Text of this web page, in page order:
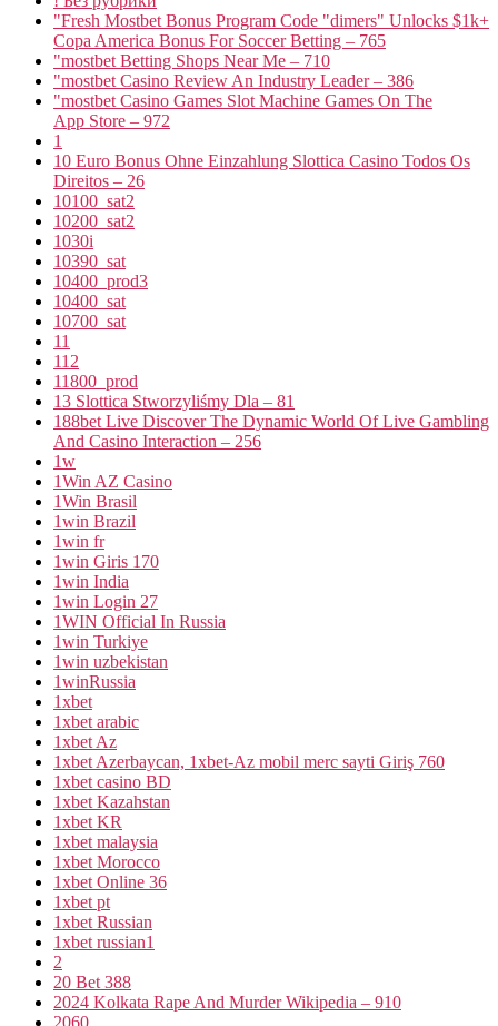
"Fresh Mostbet Bonus Program Code "dimers" Unlocks $1k+
Copa America Bonus For Soccer Betting – 765
"mostbet Betting Shops Near Me – 710
"mostbet Casino Review An Industry Leader – 386
"‎mostbet Casino Games Slot Machine Games On The
App Store – 972
1
10 Euro Bonus Ohne Einzahlung Slottica Casino Todos Os
Direitos – 26
10100_sat2
10200_sat2
1030i
10390_sat
10400_prod3
10400_sat
10700_sat
11
112
11800_prod
13 Slottica Stworzyliśmy Dla – 81
188bet Live Discover The Dynamic World Of Live Gambling
And Casino Interaction – 256
1w
1Win AZ Casino
1Win Brasil
1win Brazil
1win fr
1win Giris 170
1win India
1win Login 27
1WIN Official In Russia
1win Turkiye
1win uzbekistan
1winRussia
1xbet
1xbet arabic
1xbet Az
1xbet Azerbaycan, 1xbet-Az mobil merc sayti Giriş 760
1xbet casino BD
1xbet Kazahstan
1xbet KR
1xbet malaysia
1xbet Morocco
1xbet Online 36
1xbet pt
1xbet Russian
1xbet russian1
2
20 Bet 388
2024 Kolkata Rape And Murder Wikipedia – 910
2060